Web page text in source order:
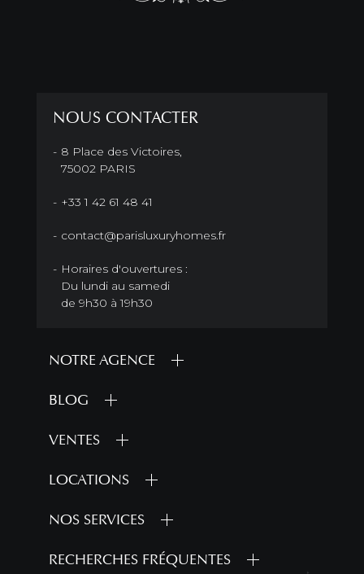
NOUS CONTACTER
8 Place des Victoires,
75002 PARIS
+33 1 42 61 48 41
contact@parisluxuryhomes.fr
Horaires d'ouvertures :
Du lundi au samedi
de 9h30 à 19h30
NOTRE AGENCE
BLOG
VENTES
LOCATIONS
NOS SERVICES
RECHERCHES FRÉQUENTES